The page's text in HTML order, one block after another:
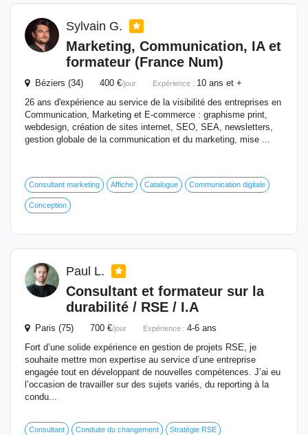
Sylvain G.
Marketing, Communication, IA et
formateur (France Num)
Béziers (34) 400 €/jour Expérience : 10 ans et +
26 ans d'expérience au service de la visibilité des entreprises en
Communication, Marketing et E-commerce : graphisme print,
webdesign, création de sites internet, SEO, SEA, newsletters,
gestion globale de la communication et du marketing, mise ...
Consultant marketing Affiche Catalogue Communication digitale
Conception
Paul L.
Consultant et formateur sur la
durabilité / RSE / I.A
Paris (75) 700 €/jour Expérience : 4-6 ans
Fort d’une solide expérience en gestion de projets RSE, je
souhaite mettre mon expertise au service d’une entreprise
engagée tout en développant de nouvelles compétences. J’ai eu
l’occasion de travailler sur des sujets variés, du reporting à la
condu...
Consultant Conduite du changement Stratégie RSE